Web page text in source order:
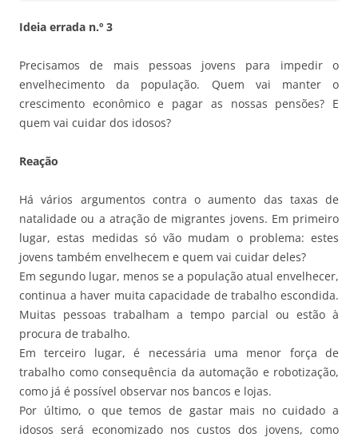
Ideia errada n.º 3
Precisamos de mais pessoas jovens para impedir o
envelhecimento da população. Quem vai manter o
crescimento econômico e pagar as nossas pensões? E
quem vai cuidar dos idosos?
Reação
Há vários argumentos contra o aumento das taxas de
natalidade ou a atração de migrantes jovens. Em primeiro
lugar, estas medidas só vão mudam o problema: estes
jovens também envelhecem e quem vai cuidar deles?
Em segundo lugar, menos se a população atual envelhecer,
continua a haver muita capacidade de trabalho escondida.
Muitas pessoas trabalham a tempo parcial ou estão à
procura de trabalho.
Em terceiro lugar, é necessária uma menor força de
trabalho como consequência da automação e robotização,
como já é possível observar nos bancos e lojas.
Por último, o que temos de gastar mais no cuidado a
idosos será economizado nos custos dos jovens, como